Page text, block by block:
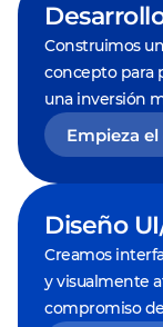
Construimos
concepto para
una inversión
Empieza
Diseño
Creamos
y visualmente
compromiso